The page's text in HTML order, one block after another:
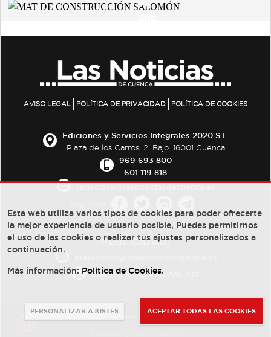
AVISO LEGAL POLÍTICA DE PRIVACIDAD POLÍTICA DE COOKIES
Ediciones y Servicios Integrales 2020 S.L.
Plaza de los Carros, 2. Bajo. 16001 Cuenca
969 693 800
601 119 818
PUBLICIDAD:
684 126 573/670 726 392
Esta web utiliza varios tipos de cookies para poder ofrecerte
la mejor experiencia de usuario posible, Puedes permitirnos
el uso de las cookies o realizar tus ajustes personalizados a
continuación.
Más información: Política de Cookies.
PERSONALIZAR AJUSTES ACEPTAR TODAS LAS COOKIES